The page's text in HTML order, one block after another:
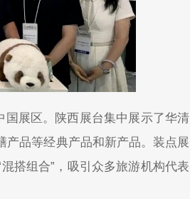
国展区。陕西展台集中展示了华清
产品等经典产品和新产品。装点展
搭组合”，吸引众多旅游机构代表